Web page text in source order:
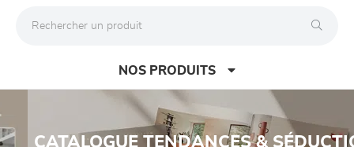
NOS PRODUITS
CATALOGUE TENDANCES & SÉDUCTION
Previous